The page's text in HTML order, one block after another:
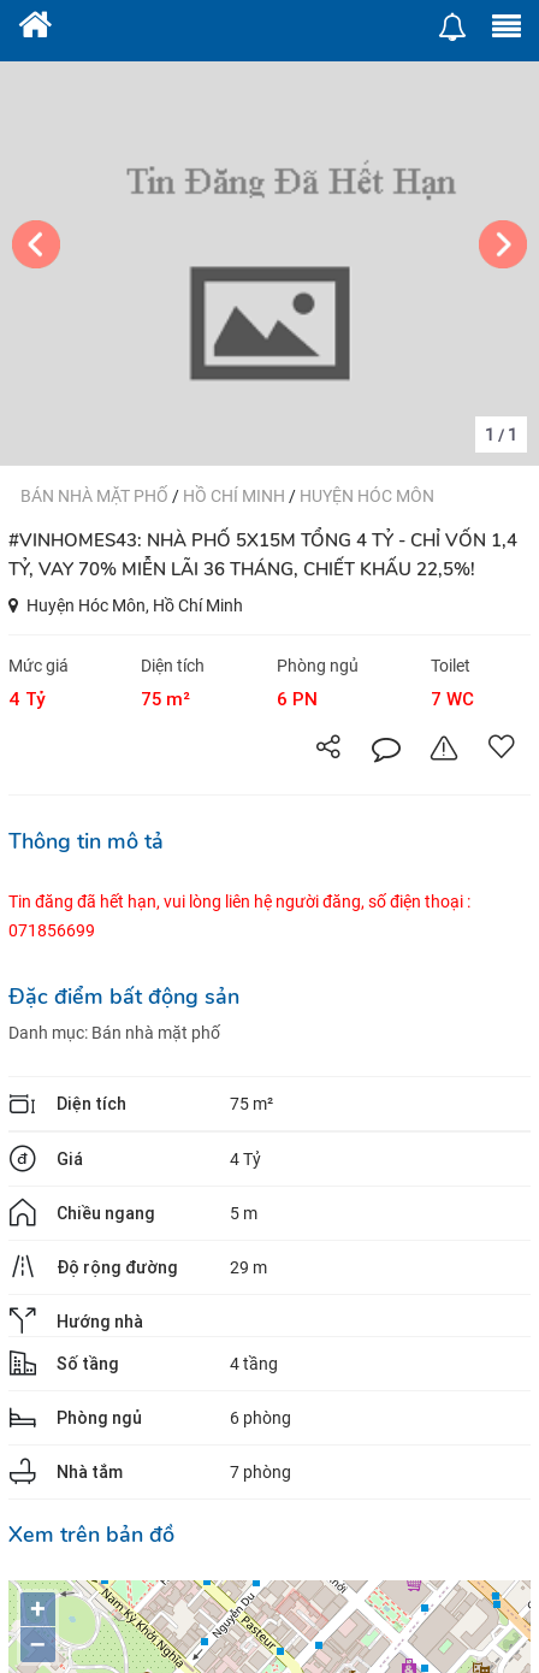
1 / 1
BÁN NHÀ MẶT PHỐ / HỒ CHÍ MINH / HUYỆN HÓC MÔN
#VINHOMES43: NHÀ PHỐ 5X15M TỔNG 4 TỶ - CHỈ VỐN 1,4
TỶ, VAY 70% MIỄN LÃI 36 THÁNG, CHIẾT KHẤU 22,5%!
Huyện Hóc Môn, Hồ Chí Minh
Mức giá
4 Tỷ
Diện tích
75 m²
Phòng ngủ
6 PN
Toilet
7 WC
Thông tin mô tả
Tin đăng đã hết hạn, vui lòng liên hệ người đăng, số điện thoại :
071856699
Đặc điểm bất động sản
Danh mục: Bán nhà mặt phố
Diện tích 75 m²
Giá 4 Tỷ
Chiều ngang 5 m
Độ rộng đường 29 m
Hướng nhà
Số tầng
4 tầng
Phòng ngủ 6 phòng
Nhà tắm 7 phòng
Xem trên bản đồ
+
–